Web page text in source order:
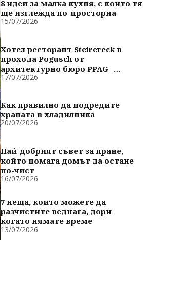
8 идеи за малка кухня, с които тя
ще изглежда по-просторна
15/07/2026
Хотел ресторант Steirereck в
прохода Pogusch от
архитектурно бюро PPAG -
духовно сродни
17/07/2026
Как правилно да подредите
храната в хладилника
20/07/2026
Най-добрият съвет за пране,
който помага домът да остане
по-чист
16/07/2026
7 неща, които можете да
разчистите веднага, дори
когато нямате време
13/07/2026